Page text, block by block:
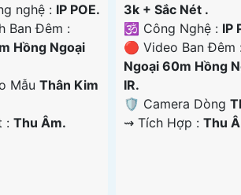
nghệ : IP POE.
Ban Đêm :
Hồng Ngoại
Mẫu Thân Kim
: Thu Âm.
3k + Sắc Nét .
🕉️ Công Nghệ : IP
🔴 Video Ban Đêm
Ngoại 60m Hồng
IR.
🛡 Camera Dòng
️⇝ Tích Hợp :Thu